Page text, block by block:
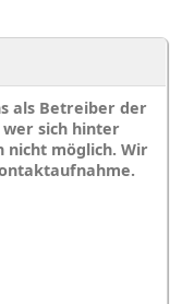
als Betreiber der
wer sich hinter
nicht möglich. Wir